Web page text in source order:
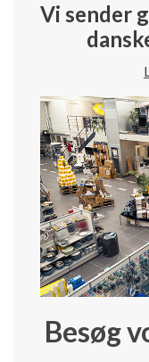
Vi sender
Besøg